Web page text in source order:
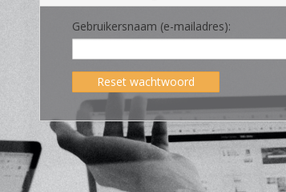
Gebruikersnaam (e-mailadres):